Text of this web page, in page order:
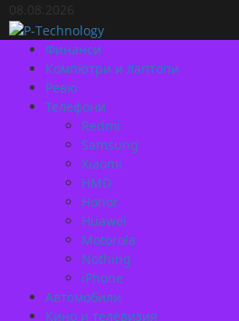
Skip
to
content
08.08.2026
Primary
Menu
Финанси
Компютри и лаптопи
Ревю
Телефони
Redmi
Samsung
Xiaomi
HMD
Honor
Huawei
Motorola
Nothing
iPhone
Автомобили
Кино и телевизия